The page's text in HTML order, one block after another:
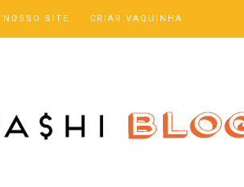
NOSSO SITE CRIAR VAQUINHA